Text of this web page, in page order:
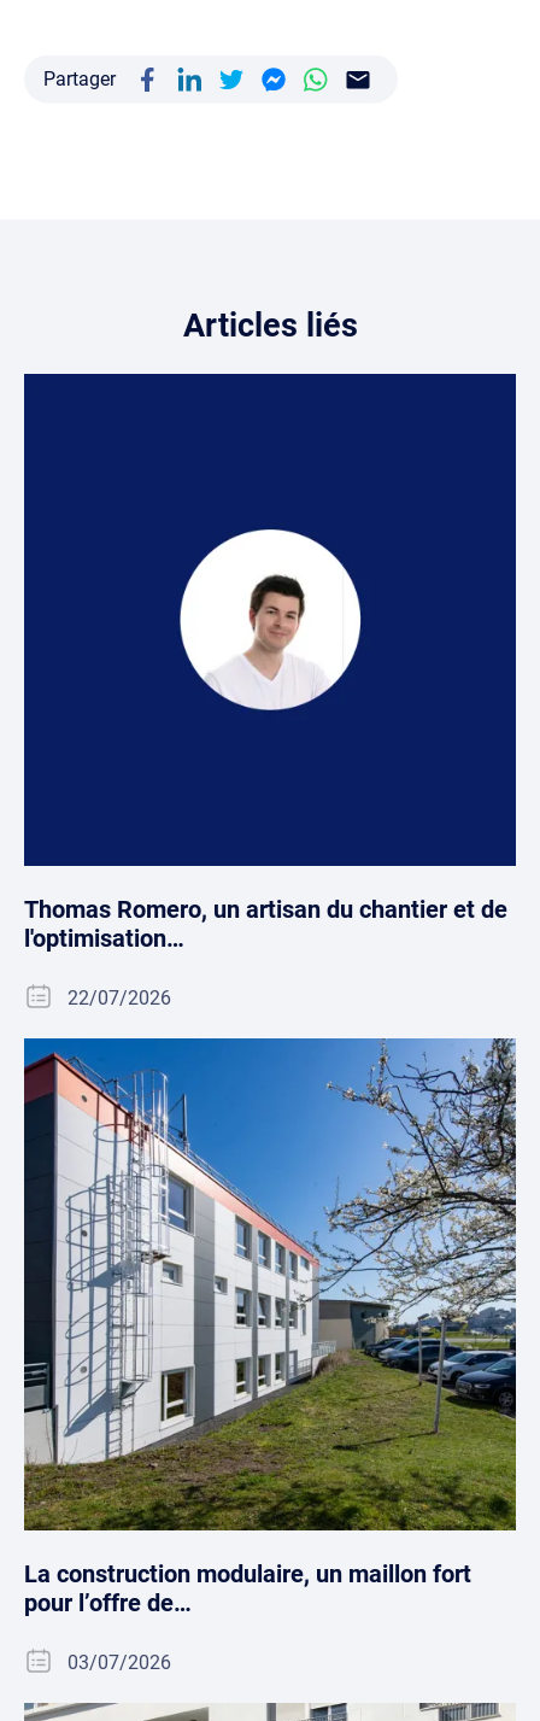
Partager
Articles liés
Thomas Romero, un artisan du chantier et de
l'optimisation…
22/07/2026
La construction modulaire, un maillon fort
pour l’offre de…
03/07/2026